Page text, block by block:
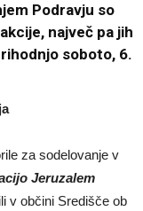
Podravju so
največ pa jih
soboto, 6.
za sodelovanje v
Jeruzalem
v občini Središče ob